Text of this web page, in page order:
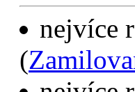
nejvíce
(